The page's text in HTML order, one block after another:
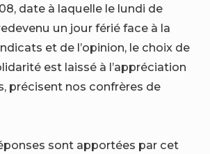
date à laquelle le lundi de
un jour férié face à la
et de l’opinion, le choix de
est laissé à l’appréciation
précisent nos confrères de
sont apportées par cet